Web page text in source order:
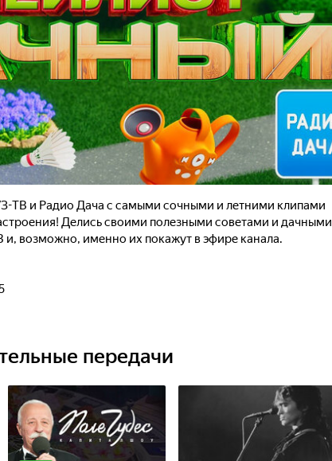
ТВ и Радио Дача с самыми сочными и летними клипами
Делись своими полезными советами и дачными
возможно, именно их покажут в эфире канала.
передачи